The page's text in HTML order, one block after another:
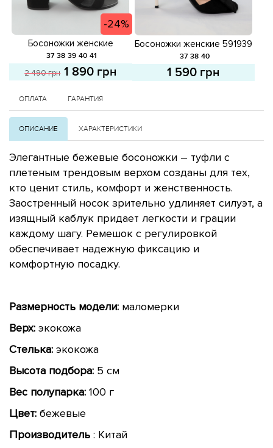
-24%
Босоножки женские
замшевые 588938 Черные
распродажа
37 38 39 40 41
2 490 грн 1 890 грн
Босоножки женские 591939
Черные
37 38 40
1 590 грн
ОПЛАТА ГАРАНТИЯ
ОПИСАНИЕ ХАРАКТЕРИСТИКИ
Элегантные бежевые босоножки – туфли с
плетеным трендовым верхом созданы для тех,
кто ценит стиль, комфорт и женственность.
Заостренный носок зрительно удлиняет силуэт, а
изящный каблук придает легкости и грации
каждому шагу. Ремешок с регулировкой
обеспечивает надежную фиксацию и
комфортную посадку.
Размерность модели: маломерки
Верх: экокожа
Стелька: экокожа
Высота подбора: 5 см
Вес полупарка: 100 г
Цвет: бежевые
Производитель : Китай